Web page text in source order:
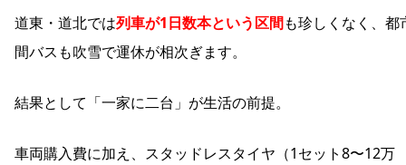
道東・道北では列車が1日数本という区間も珍しくなく、都
間バスも吹雪で運休が相次ぎます。
結果として「一家に二台」が生活の前提。
車両購入費に加え、スタッドレスタイヤ（1セット8〜12万